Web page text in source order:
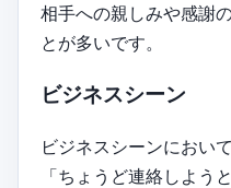
相手への親しみや感謝
とが多いです。
ビジネスシーン
ビジネスシーンにおいて
「ちょうど連絡しよう